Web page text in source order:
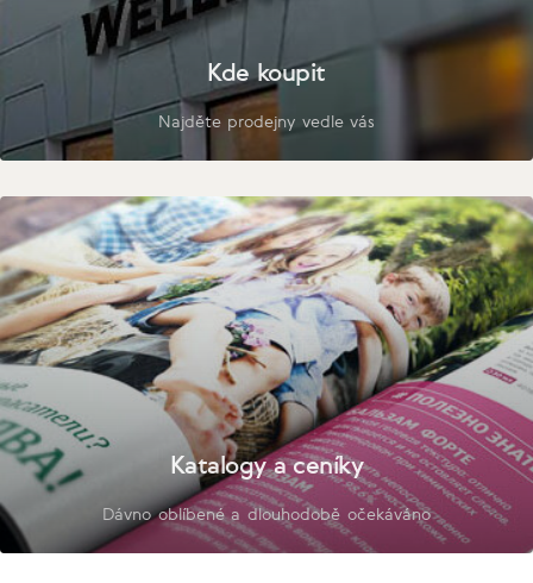
Kde koupit
Najděte prodejny vedle vás
Katalogy a ceníky
Dávno oblíbené a dlouhodobě očekáváno